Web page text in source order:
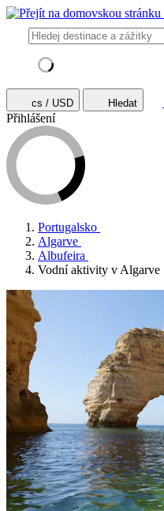
cs / USD Hledat
Přihlášení
Portugalsko
Algarve
Albufeira
Vodní aktivity v Algarve